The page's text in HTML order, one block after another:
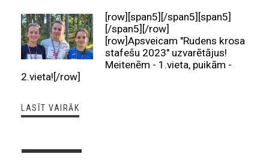
[row][span5][/span5][span5]
[/span5][/row]
[row]Apsveicam "Rudens krosa
stafešu 2023" uzvarētājus!
Meitenēm - 1.vieta, puikām -
2.vieta![/row]
LASĪT VAIRĀK